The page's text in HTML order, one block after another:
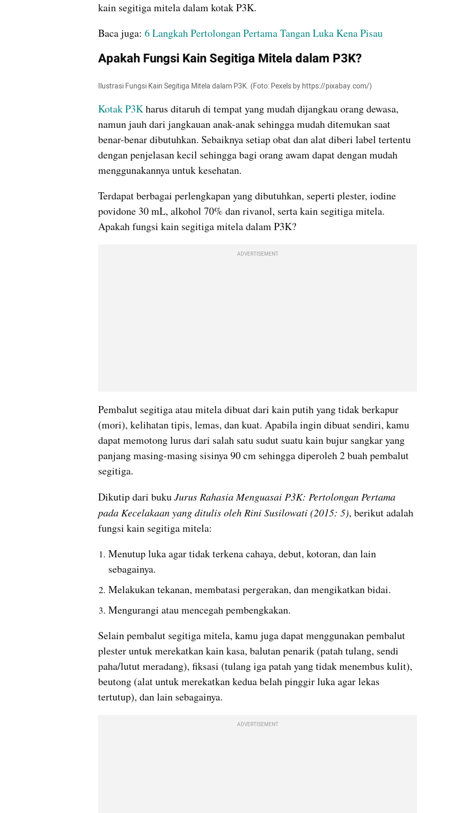
kain segitiga mitela dalam kotak P3K.
Baca juga: 6 Langkah Pertolongan Pertama Tangan Luka Kena Pisau
Apakah Fungsi Kain Segitiga Mitela dalam P3K?
Ilustrasi Fungsi Kain Segitiga Mitela dalam P3K. (Foto: Pexels by https://pixabay.com/)
Kotak P3K harus ditaruh di tempat yang mudah dijangkau orang dewasa,
namun jauh dari jangkauan anak-anak sehingga mudah ditemukan saat
benar-benar dibutuhkan. Sebaiknya setiap obat dan alat diberi label tertentu
dengan penjelasan kecil sehingga bagi orang awam dapat dengan mudah
menggunakannya untuk kesehatan.
Terdapat berbagai perlengkapan yang dibutuhkan, seperti plester, iodine
povidone 30 mL, alkohol 70% dan rivanol, serta kain segitiga mitela.
Apakah fungsi kain segitiga mitela dalam P3K?
ADVERTISEMENT
Pembalut segitiga atau mitela dibuat dari kain putih yang tidak berkapur
(mori), kelihatan tipis, lemas, dan kuat. Apabila ingin dibuat sendiri, kamu
dapat memotong lurus dari salah satu sudut suatu kain bujur sangkar yang
panjang masing-masing sisinya 90 cm sehingga diperoleh 2 buah pembalut
segitiga.
Dikutip dari buku Jurus Rahasia Menguasai P3K: Pertolongan Pertama
pada Kecelakaan yang ditulis oleh Rini Susilowati (2015: 5), berikut adalah
fungsi kain segitiga mitela:
Menutup luka agar tidak terkena cahaya, debut, kotoran, dan lain
sebagainya.
Melakukan tekanan, membatasi pergerakan, dan mengikatkan bidai.
Mengurangi atau mencegah pembengkakan.
Selain pembalut segitiga mitela, kamu juga dapat menggunakan pembalut
plester untuk merekatkan kain kasa, balutan penarik (patah tulang, sendi
paha/lutut meradang), fiksasi (tulang iga patah yang tidak menembus kulit),
beutong (alat untuk merekatkan kedua belah pinggir luka agar lekas
tertutup), dan lain sebagainya.
ADVERTISEMENT